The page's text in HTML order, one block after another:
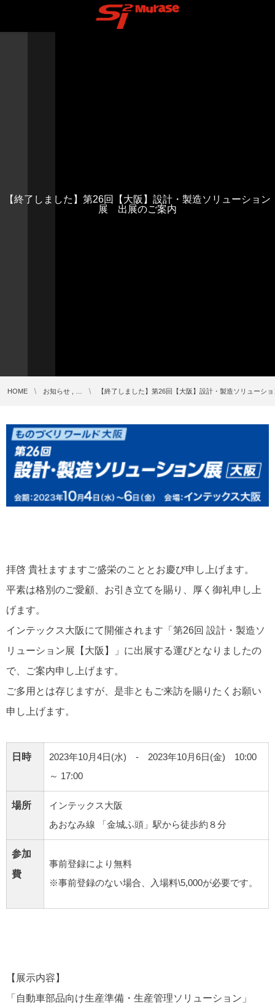
【終了しました】第26回【大阪】設計・製造ソリューション
展 出展のご案内
HOME お知らせ , … 【終了しました】第26回【大阪】設計・製造ソリューシ
拝啓 貴社ますますご盛栄のこととお慶び申し上げます。
平素は格別のご愛顧、お引き立てを賜り、厚く御礼申し上
げます。
インテックス大阪にて開催されます「第26回 設計・製造ソ
リューション展【大阪】」に出展する運びとなりましたの
で、ご案内申し上げます。
ご多用とは存じますが、是非ともご来訪を賜りたくお願い
申し上げます。
日時
2023年10月4日(水) ‐ 2023年10月6日(金) 10:00
～ 17:00
場所
インテックス大阪
あおなみ線 「金城ふ頭」駅から徒歩約８分
参加
費
事前登録により無料
※事前登録のない場合、入場料\5,000が必要です。
【展示内容】
「自動車部品向け生産準備・生産管理ソリューション」